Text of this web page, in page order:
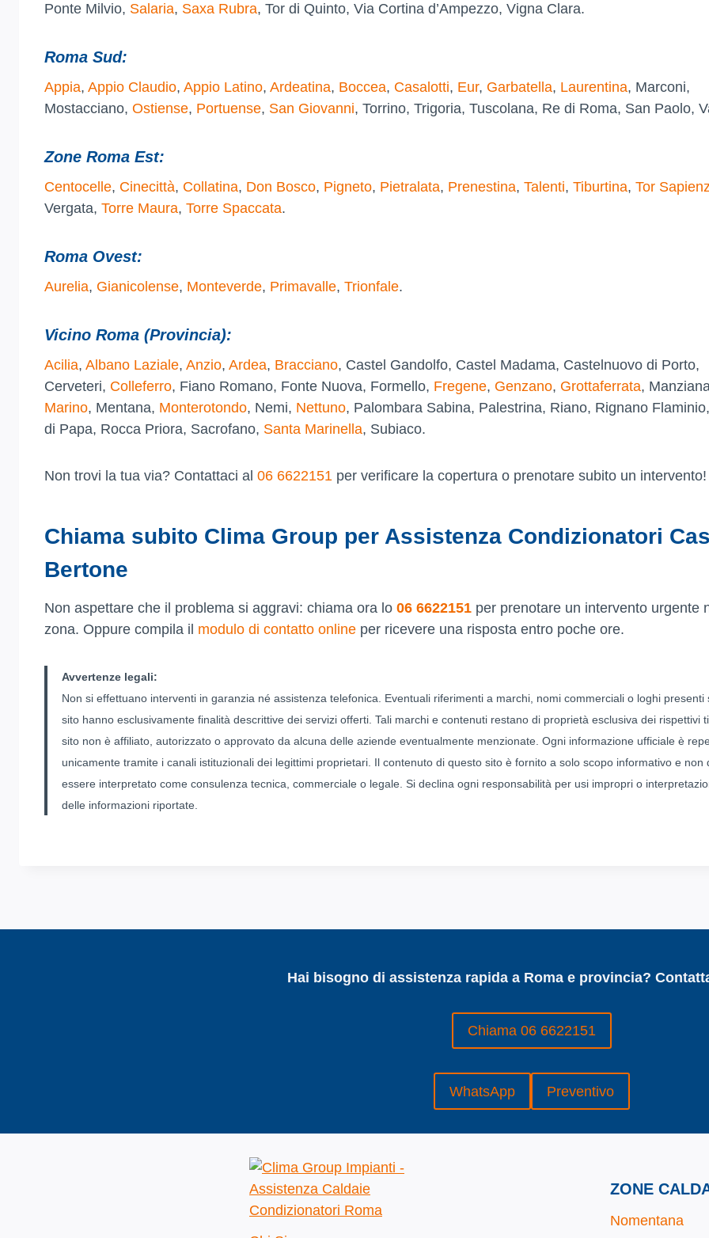
Ponte Milvio, Salaria, Saxa Rubra, Tor di Quinto, Via Cortina d’Ampezzo, Vigna Clara.
Roma Sud:
Appia, Appio Claudio, Appio Latino, Ardeatina, Boccea, Casalotti, Eur, Garbatella, Laurentina, Marconi,
Mostacciano, Ostiense, Portuense, San Giovanni, Torrino, Trigoria, Tuscolana, Re di Roma, San Paolo,
Zone Roma Est:
Centocelle, Cinecittà, Collatina, Don Bosco, Pigneto, Pietralata, Prenestina, Talenti, Tiburtina, Tor
Vergata, Torre Maura, Torre Spaccata.
Roma Ovest:
Aurelia, Gianicolense, Monteverde, Primavalle, Trionfale.
Vicino Roma (Provincia):
Acilia, Albano Laziale, Anzio, Ardea, Bracciano, Castel Gandolfo, Castel Madama, Castelnuovo di Porto,
Cerveteri, Colleferro, Fiano Romano, Fonte Nuova, Formello, Fregene, Genzano, Grottaferrata,
Marino, Mentana, Monterotondo, Nemi, Nettuno, Palombara Sabina, Palestrina, Riano, Rignano
di Papa, Rocca Priora, Sacrofano, Santa Marinella, Subiaco.
Non trovi la tua via? Contattaci al 06 6622151 per verificare la copertura o prenotare subito un intervento!
Chiama subito Clima Group per Assistenza Condizionatori
Bertone
Non aspettare che il problema si aggravi: chiama ora lo 06 6622151 per prenotare un intervento urgente
zona. Oppure compila il modulo di contatto online per ricevere una risposta entro poche ore.
Avvertenze legali:
Non si effettuano interventi in garanzia né assistenza telefonica. Eventuali riferimenti a marchi, nomi commerciali o loghi presenti
sito hanno esclusivamente finalità descrittive dei servizi offerti. Tali marchi e contenuti restano di proprietà esclusiva dei rispettivi
sito non è affiliato, autorizzato o approvato da alcuna delle aziende eventualmente menzionate. Ogni informazione ufficiale è
unicamente tramite i canali istituzionali dei legittimi proprietari. Il contenuto di questo sito è fornito a solo scopo informativo e non
essere interpretato come consulenza tecnica, commerciale o legale. Si declina ogni responsabilità per usi impropri o
delle informazioni riportate.
Hai bisogno di assistenza rapida a Roma e provincia?
Chiama 06 6622151
WhatsApp Preventivo
ZONE
Nomentana